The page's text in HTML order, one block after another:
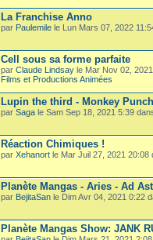
La Franchise Anno
par Paulemile le Lun Mars 07, 2022
Cell sous sa forme parfaite
par Claude Lindsay le Mar Nov 02,
Films et Productions Animées
Lupin the third - Monkey Punch
par Saga le Sam Sep 18, 2021 5:39
Réaction Chimiques !
par Xehanort le Mar Juil 27, 2021
Planète Mangas - Aries - Ad
par BejitaSan le Dim Avr 04, 2021 0:22
Planète Mangas Show: JANK